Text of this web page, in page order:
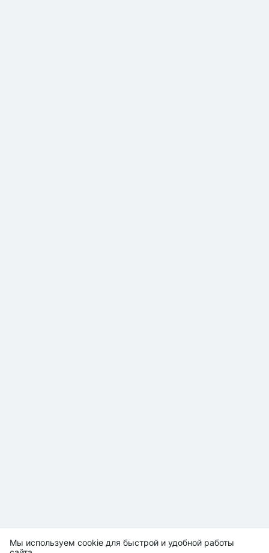
Мы используем cookie для быстрой и удобной работы